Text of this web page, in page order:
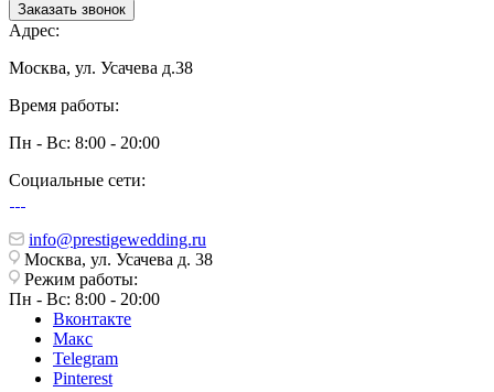
Заказать звонок
Адрес:
Москва, ул. Усачева д.38
Время работы:
Пн - Вс: 8:00 - 20:00
Социальные сети:
info@prestigewedding.ru
Москва, ул. Усачева д. 38
Режим работы:
Пн - Вс: 8:00 - 20:00
Вконтакте
Макс
Telegram
Pinterest